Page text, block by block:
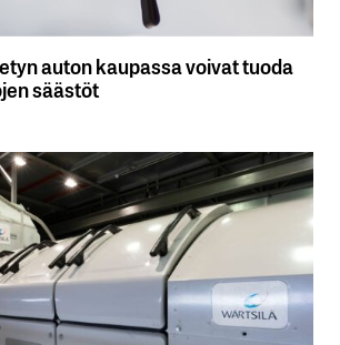
auton kaupassa voivat tuoda
säästöt